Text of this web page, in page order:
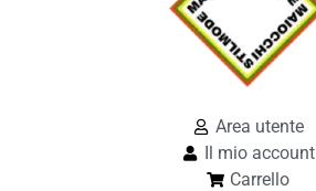
Area utente
Il mio account
Carrello